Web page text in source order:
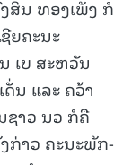
ສິນ ທອງເພັງ ກໍ
ຍຄະນະ
ເບ ສະຫວັນ
ນ ແລະ ຄວ້າ
ຊາວ ນວ ກໍຄື
ກ່າວ ຄະນະພັກ-